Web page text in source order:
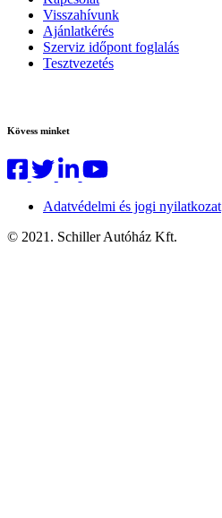
Visszahívunk
Ajánlatkérés
Szerviz időpont foglalás
Tesztvezetés
Kövess minket
Adatvédelmi és jogi nyilatkozat
© 2021. Schiller Autóház Kft.